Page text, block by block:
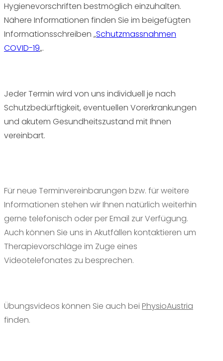
Hygienevorschriften bestmöglich einzuhalten.
Nähere Informationen finden Sie im beigefügten
Informationsschreiben „Schutzmassnahmen
COVID-19„.
Jeder Termin wird von uns individuell je nach
Schutzbedürftigkeit, eventuellen Vorerkrankungen
und akutem Gesundheitszustand mit Ihnen
vereinbart.
Für neue Terminvereinbarungen bzw. für weitere
Informationen stehen wir Ihnen natürlich weiterhin
gerne telefonisch oder per Email zur Verfügung.
Auch können Sie uns in Akutfällen kontaktieren um
Therapievorschläge im Zuge eines
Videotelefonates zu besprechen.
Übungsvideos können Sie auch bei PhysioAustria
finden.